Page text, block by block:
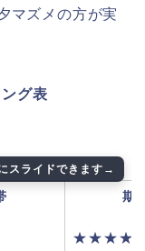
マズメの方が実
グ表
期